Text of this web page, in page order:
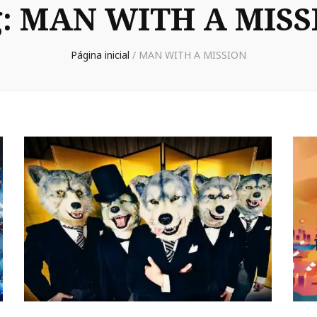
MAN WITH A
Página inicial / MAN WITH A MISSION